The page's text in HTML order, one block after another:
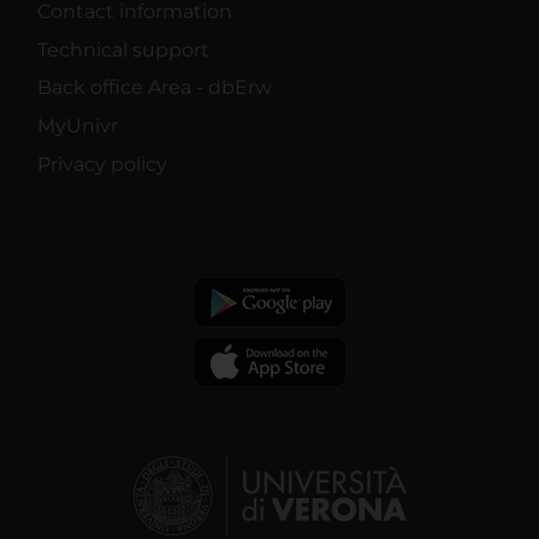
Contact information
Technical support
Back office Area - dbErw
MyUnivr
Privacy policy